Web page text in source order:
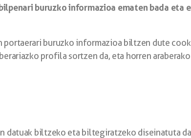
buruzko informazioa ematen bada eta
portaerari buruzko informazioa biltzen dute
profila sortzen da, eta horren
datuak biltzeko eta biltegiratzeko diseinatuta